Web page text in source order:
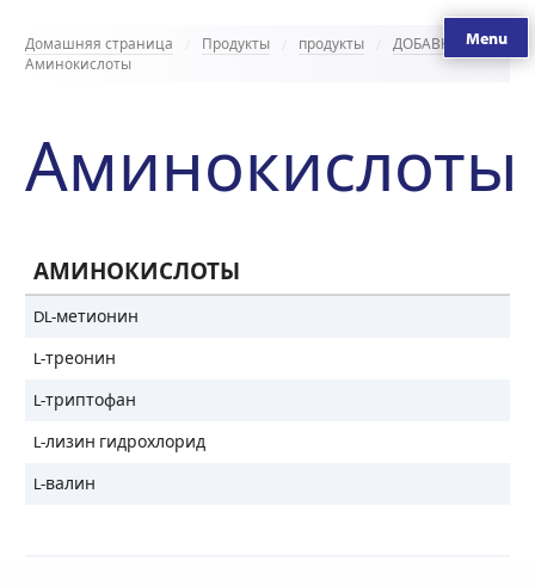
Menu
Домашняя страница Продукты продукты
ДОБАВКИ
Аминокислоты
Аминокислоты
АМИНОКИСЛОТЫ
DL-метионин
L-треонин
L-триптофан
L-лизин гидрохлорид
L-валин